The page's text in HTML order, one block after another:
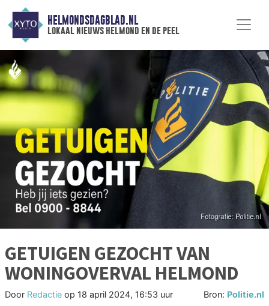
HELMONDSDAGBLAD.NL
lokaal nieuws helmond en de peel
GETUIGEN GEZOCHT VAN
WONINGOVERVAL HELMOND
Door Redactie op 18 april 2024, 16:53 uur Bron: Politie.nl